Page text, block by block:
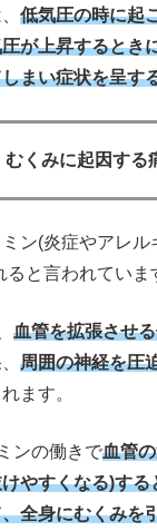
低気圧の時に起
が上昇するとき
まい症状を呈す
くみに起因する
ン(炎症やアレル
と言われていま
血管を拡張させ
周囲の神経を圧
ます。
ンの働きで血管
やすくなる)す
全身にむくみを